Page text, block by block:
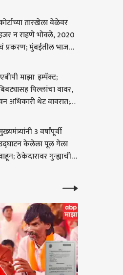
तारखेला वेळेवर
न राहणे भोवले, 2020
प्रकरण; मुंबईतील भाजप
माझा' इम्पॅक्ट;
पिल्लांचा वावर,
अधिकारी थेट वावरात;
तैनात3 वर्षांपूर्वी
केलेला पूल गेला
ठेकेदारावर गुन्ह्याची